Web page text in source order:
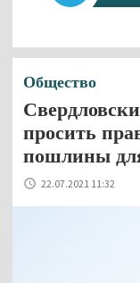
Общество
просить
пошлины
22.07.2021 11:32